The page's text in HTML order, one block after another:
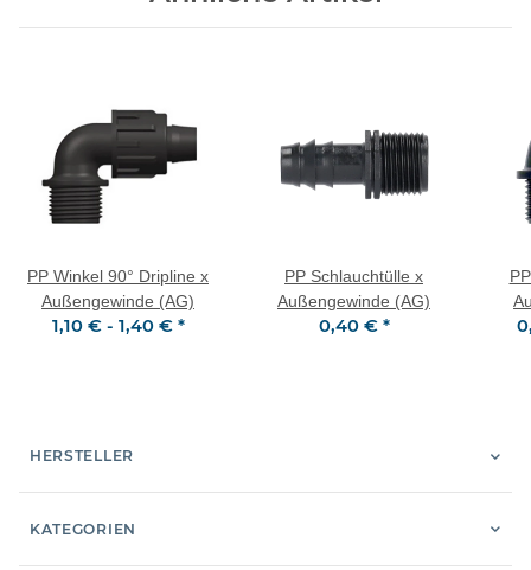
PP Winkel 90° Dripline x
Außengewinde (AG)
1,10 € - 1,40 € *
PP Schlauchtülle x
Außengewinde (AG)
0,40 € *
HERSTELLER
KATEGORIEN